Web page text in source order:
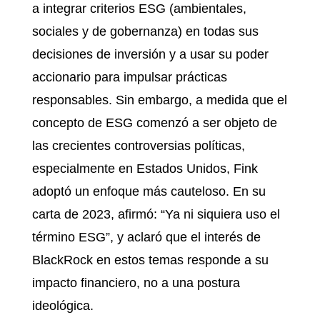
a integrar criterios ESG (ambientales,
sociales y de gobernanza) en todas sus
decisiones de inversión y a usar su poder
accionario para impulsar prácticas
responsables. Sin embargo, a medida que el
concepto de ESG comenzó a ser objeto de
las crecientes controversias políticas,
especialmente en Estados Unidos, Fink
adoptó un enfoque más cauteloso. En su
carta de 2023, afirmó: “Ya ni siquiera uso el
término ESG”, y aclaró que el interés de
BlackRock en estos temas responde a su
impacto financiero, no a una postura
ideológica.